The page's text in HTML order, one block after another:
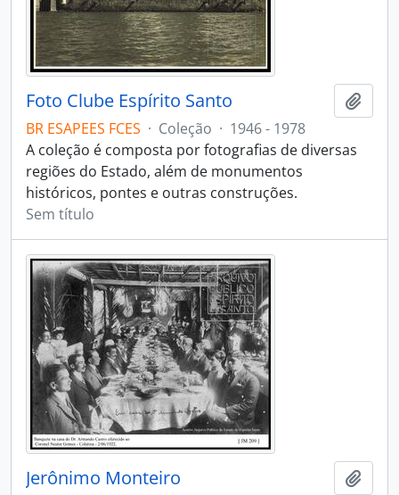
Foto Clube Espírito Santo
BR ESAPEES FCES · Coleção · 1946 - 1978
A coleção é composta por fotografias de diversas
regiões do Estado, além de monumentos
históricos, pontes e outras construções.
Sem título
Jerônimo Monteiro